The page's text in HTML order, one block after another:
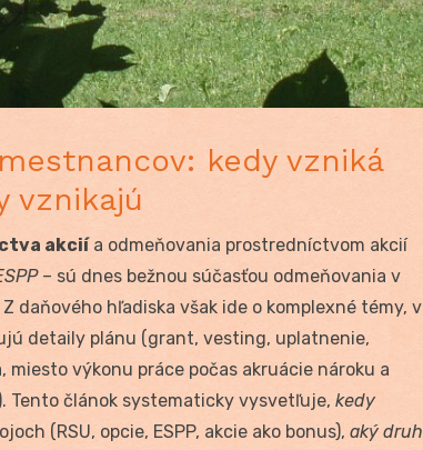
kedy vzniká
vznikajú
akciía odmeňovania prostredníctvom akcií
– sú dnes bežnou súčasťou odmeňovania v
hľadiska však ide o komplexné témy, v
detaily plánu (grant, vesting, uplatnenie,
výkonu práce počas akruácie nároku a
Tento článok systematicky vysvetľuje, kedy
(RSU, opcie, ESPP, akcie ako bonus), aký druh